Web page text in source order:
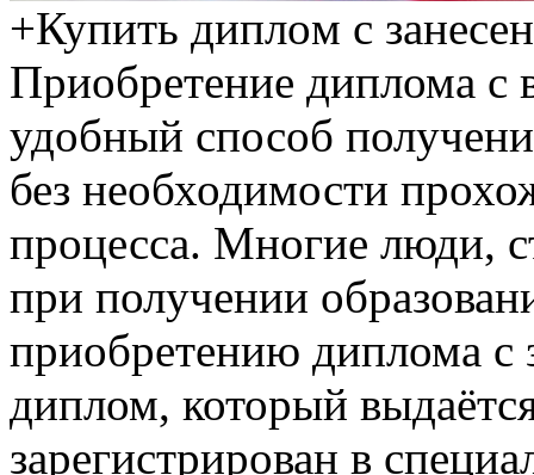
+Купить диплoм с
Приобретение диплома с
удобный способ
без необходимости
процесса. Многие люди,
при получении
приобретению диплома с
диплом, который
зарегистрирован в